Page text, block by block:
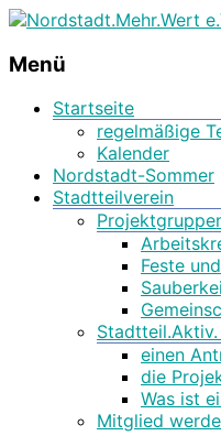
Nordstadt.Mehr.Wert
Stadtteilseite der
Menü
Startseite
regelmäßige
Kalender
Nordstadt-Sommer
Stadtteilverein
Feste
Stadtteil.Aktiv.
einen
die
Was ist
Mitglied